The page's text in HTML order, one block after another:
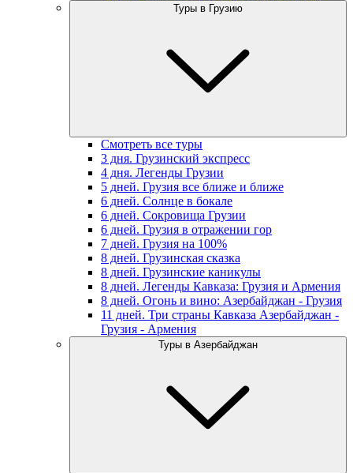
Туры в Грузию
Смотреть все туры
3 дня. Грузинский экспресс
4 дня. Легенды Грузии
5 дней. Грузия все ближе и ближе
6 дней. Солнце в бокале
6 дней. Сокровища Грузии
6 дней. Грузия в отражении гор
7 дней. Грузия на 100%
8 дней. Грузинская сказка
8 дней. Грузинские каникулы
8 дней. Легенды Кавказа: Грузия и Армения
8 дней. Огонь и вино: Азербайджан - Грузия
11 дней. Три страны Кавказа Азербайджан -
Грузия - Армения
Туры в Азербайджан